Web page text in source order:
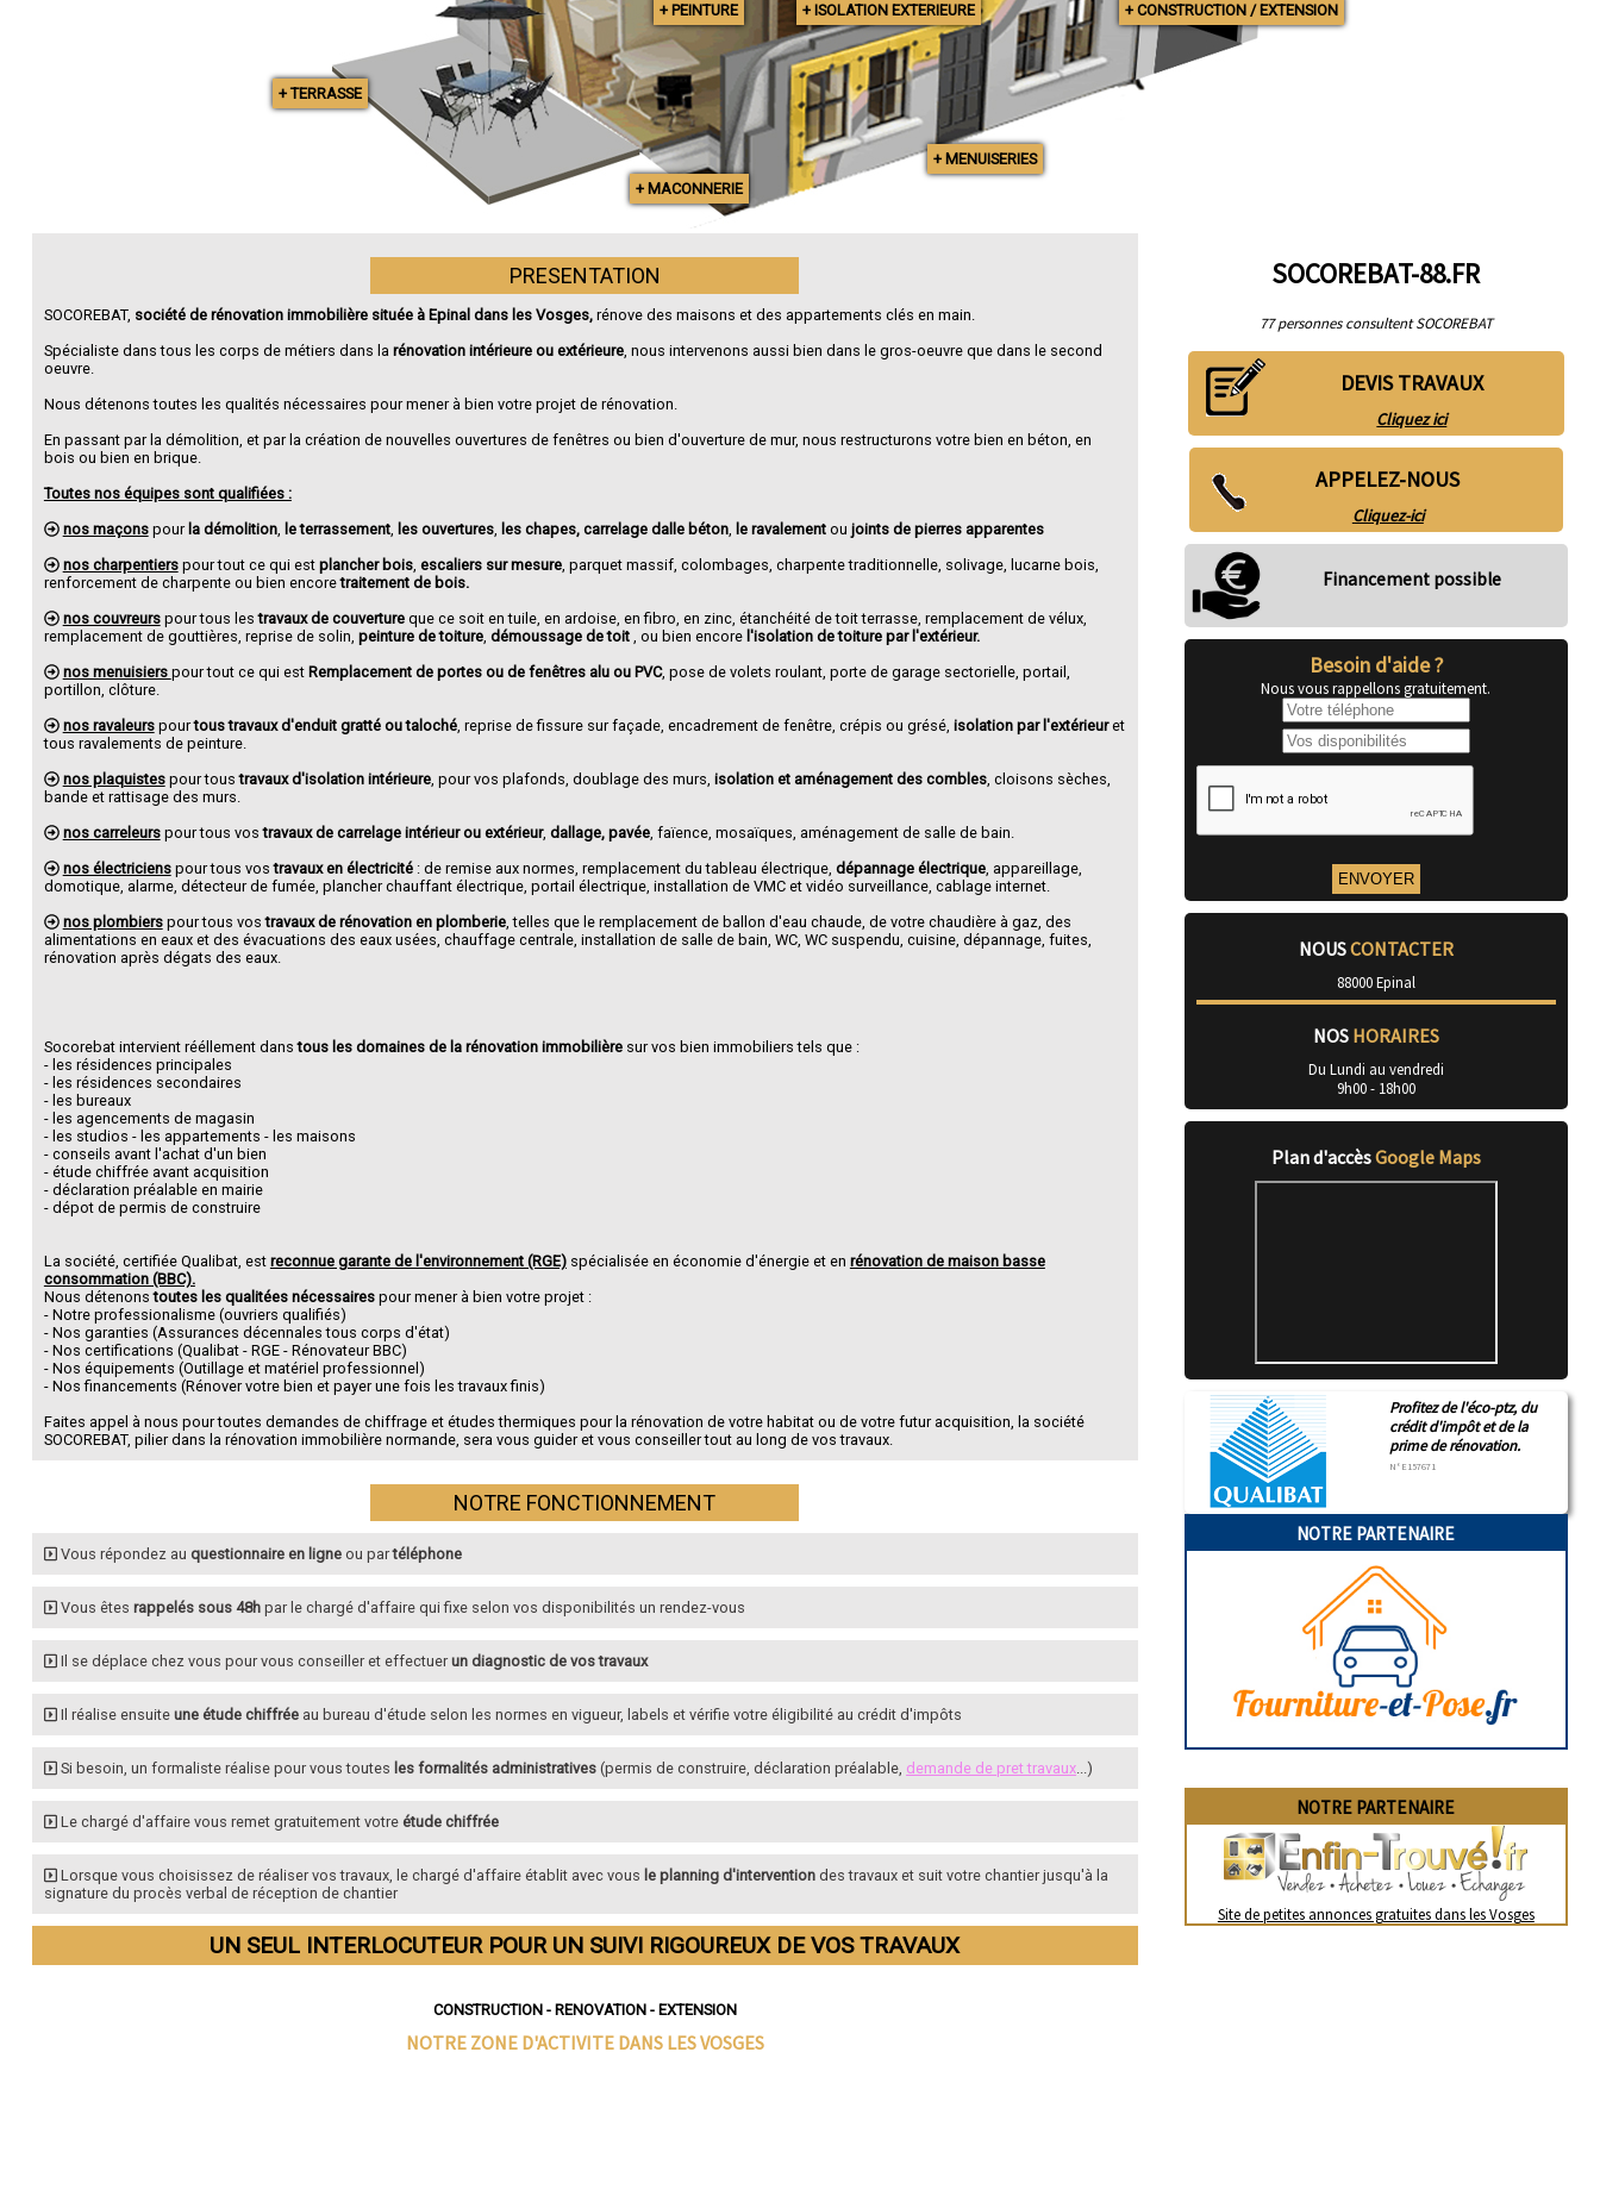
+ CONSTRUCTION / EXTENSION
+ ISOLATION EXTERIEURE
+ MACONNERIE
+ MENUISERIES
+ PEINTURE
+ TERRASSE
PRESENTATION
SOCOREBAT, société de rénovation immobilière située à Epinal dans les Vosges,rénove des maisons et des appartements clés en main.
Spécialiste dans tous les corps de métiers dans la rénovation intérieure ou extérieure, nous intervenons aussi bien dans le gros-oeuvre que dans le second
oeuvre.
Nous détenons toutes les qualités nécessaires pour mener à bien votre projet de rénovation.
En passant par la démolition, et par la création de nouvelles ouvertures de fenêtres ou bien d'ouverture de mur, nous restructurons votre bien en béton, en
bois ou bien en brique.
Toutes nos équipes sont qualifiées :
nos maçonspour la démolition, le terrassement, les ouvertures, les chapes, carrelage dalle béton, le ravalementou joints de pierres apparentes
nos charpentierspour tout ce qui est plancher bois, escaliers sur mesure, parquet massif, colombages, charpente traditionnelle, solivage, lucarne bois,
renforcement de charpente ou bien encoretraitement de bois.
nos couvreurspour tous lestravaux de couvertureque ce soit en tuile, en ardoise, en fibro, en zinc, étanchéité de toit terrasse, remplacement de vélux,
remplacement de gouttières, reprise de solin, peinture de toiture, démoussage de toit , ou bien encore l'isolation de toiture par l'extérieur.
nos menuisiers pour tout ce qui est Remplacement de portes ou de fenêtres alu ou PVC, pose de volets roulant, porte de garage sectorielle, portail,
portillon, clôture.
nos ravaleurspourtous travaux d'enduit gratté ou taloché, reprise de fissure sur façade, encadrement de fenêtre, crépis ou grésé, isolation par l'extérieuret
tous ravalements de peinture.
nos plaquistespour toustravaux d'isolation intérieure, pour vos plafonds, doublage des murs, isolation et aménagement des combles, cloisons sèches,
bande et rattisage des murs.
nos carreleurspour tous vostravaux de carrelage intérieur ou extérieur, dallage, pavée, faïence, mosaïques, aménagement de salle de bain.
nos électricienspour tous vostravaux en électricité: de remise aux normes, remplacement du tableau électrique, dépannage électrique, appareillage,
domotique, alarme, détecteur de fumée, plancher chauffant électrique, portail électrique, installation de VMC et vidéo surveillance, cablage internet.
nos plombierspour tous vostravaux de rénovation en plomberie, telles que le remplacement de ballon d'eau chaude, de votre chaudière à gaz, des
alimentations en eaux et des évacuations des eaux usées, chauffage centrale, installation de salle de bain, WC, WC suspendu, cuisine, dépannage, fuites,
rénovation après dégats des eaux.
Socorebat intervient rééllement danstous les domaines de la rénovation immobilièresur vos bien immobiliers tels que :
- les résidences principales
- les résidences secondaires
- les bureaux
- les agencements de magasin
- les studios - les appartements - les maisons
- conseils avant l'achat d'un bien
- étude chiffrée avant acquisition
- déclaration préalable en mairie
- dépot de permis de construire
La société, certifiée Qualibat, est reconnue garante de l'environnement (RGE)spécialisée en économie d'énergie et en rénovation de maison basse
consommation (BBC).
Nous détenonstoutes les qualitées nécessairespour mener à bien votre projet :
- Notre professionalisme (ouvriers qualifiés)
- Nos garanties (Assurances décennales tous corps d'état)
- Nos certifications (Qualibat - RGE - Rénovateur BBC)
- Nos équipements (Outillage et matériel professionnel)
- Nos financements (Rénover votre bien et payer une fois les travaux finis)
Faites appel à nous pour toutes demandes de chiffrage et études thermiques pour la rénovation de votre habitat ou de votre futur acquisition, la société
SOCOREBAT, pilier dans la rénovation immobilière normande, sera vous guider et vous conseiller tout au long de vos travaux.
NOTRE FONCTIONNEMENT
Vous répondez au questionnaire en ligne ou partéléphone
Vous êtesrappelés sous 48h par le chargé d'affaire qui fixe selon vos disponibilités un rendez-vous
Il se déplace chez vous pour vous conseiller et effectuerun diagnostic de vos travaux
Il réalise ensuiteune étude chiffrée au bureau d'étude selon les normes en vigueur, labels et vérifie votre éligibilité au crédit d'impôts
Si besoin, un formaliste réalise pour vous toutes les formalités administratives (permis de construire, déclaration préalable, demande de pret travaux...)
Le chargé d'affaire vous remet gratuitement votreétude chiffrée
Lorsque vous choisissez de réaliser vos travaux, le chargé d'affaire établit avec vous le planning d'intervention des travaux et suit votre chantier jusqu'à la
signature du procès verbal de réception de chantier
UN SEUL INTERLOCUTEUR POUR UN SUIVI RIGOUREUX DE VOS TRAVAUX
CONSTRUCTION - RENOVATION - EXTENSION
NOTRE ZONE D'ACTIVITE DANS LES VOSGES
SOCOREBAT-88.FR
77 personnes consultent SOCOREBAT
DEVIS TRAVAUX
Cliquez ici
APPELEZ-NOUS
Cliquez-ici
Financement possible
Besoin d'aide ?
Nous vous rappellons gratuitement.
NOUSCONTACTER
88000 Epinal
NOS HORAIRES
Du Lundi au vendredi
9h00 - 18h00
Plan d'accèsGoogle Maps
Profitez de l'éco-ptz, du
crédit d'impôt et de la
prime de rénovation.
N°E157671
NOTRE PARTENAIRE
NOTRE PARTENAIRE
Site de petites annonces gratuites dans les Vosges